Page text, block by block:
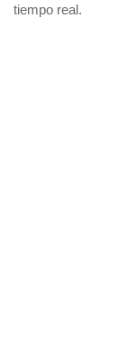
tiempo real.